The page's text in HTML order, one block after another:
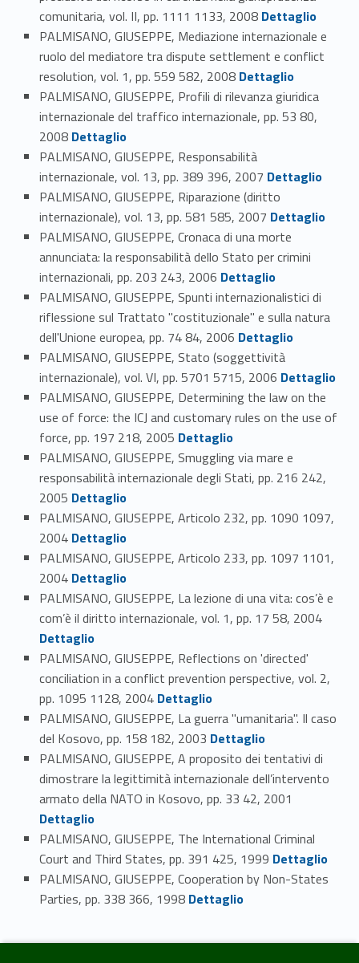
comunitaria, vol. II, pp. 1111 1133, 2008 Link identifier #identifier_person_180270-80
Dettaglio
PALMISANO, GIUSEPPE, Mediazione internazionale e
ruolo del mediatore tra dispute settlement e conflict
resolution, vol. 1, pp. 559 582, 2008 Link identifier #identifier_person_106540-81
Dettaglio
PALMISANO, GIUSEPPE, Profili di rilevanza giuridica
internazionale del traffico internazionale, pp. 53 80,
2008 Link identifier #identifier_person_38337-82
Dettaglio
PALMISANO, GIUSEPPE, Responsabilità
internazionale, vol. 13, pp. 389 396, 2007 Link identifier #identifier_person_68234-83
Dettaglio
PALMISANO, GIUSEPPE, Riparazione (diritto
internazionale), vol. 13, pp. 581 585, 2007 Link identifier #identifier_person_98211-84
Dettaglio
PALMISANO, GIUSEPPE, Cronaca di una morte
annunciata: la responsabilità dello Stato per crimini
internazionali, pp. 203 243, 2006 Link identifier #identifier_person_99431-85
Dettaglio
PALMISANO, GIUSEPPE, Spunti internazionalistici di
riflessione sul Trattato "costituzionale" e sulla natura
dell'Unione europea, pp. 74 84, 2006 Link identifier #identifier_person_73623-86
Dettaglio
PALMISANO, GIUSEPPE, Stato (soggettività
internazionale), vol. VI, pp. 5701 5715, 2006 Link identifier #identifier_person_80719-87
Dettaglio
PALMISANO, GIUSEPPE, Determining the law on the
use of force: the ICJ and customary rules on the use of
force, pp. 197 218, 2005 Link identifier #identifier_person_129837-88
Dettaglio
PALMISANO, GIUSEPPE, Smuggling via mare e
responsabilità internazionale degli Stati, pp. 216 242,
2005 Link identifier #identifier_person_80036-89
Dettaglio
PALMISANO, GIUSEPPE, Articolo 232, pp. 1090 1097,
2004 Link identifier #identifier_person_134038-90
Dettaglio
PALMISANO, GIUSEPPE, Articolo 233, pp. 1097 1101,
2004 Link identifier #identifier_person_90935-91
Dettaglio
PALMISANO, GIUSEPPE, La lezione di una vita: cos’è e
com’è il diritto internazionale, vol. 1, pp. 17 58, 2004
Dettaglio
PALMISANO, GIUSEPPE, Reflections on 'directed'
conciliation in a conflict prevention perspective, vol. 2,
pp. 1095 1128, 2004 Link identifier #identifier_person_110706-93
Dettaglio
PALMISANO, GIUSEPPE, La guerra "umanitaria". Il caso
del Kosovo, pp. 158 182, 2003 Link identifier #identifier_person_178114-94
Dettaglio
PALMISANO, GIUSEPPE, A proposito dei tentativi di
dimostrare la legittimità internazionale dell’intervento
armato della NATO in Kosovo, pp. 33 42, 2001
Dettaglio
PALMISANO, GIUSEPPE, The International Criminal
Court and Third States, pp. 391 425, 1999 Link identifier #identifier_person_27801-96
Dettaglio
PALMISANO, GIUSEPPE, Cooperation by Non-States
Parties, pp. 338 366, 1998 Link identifier #identifier_person_124088-97
Dettaglio